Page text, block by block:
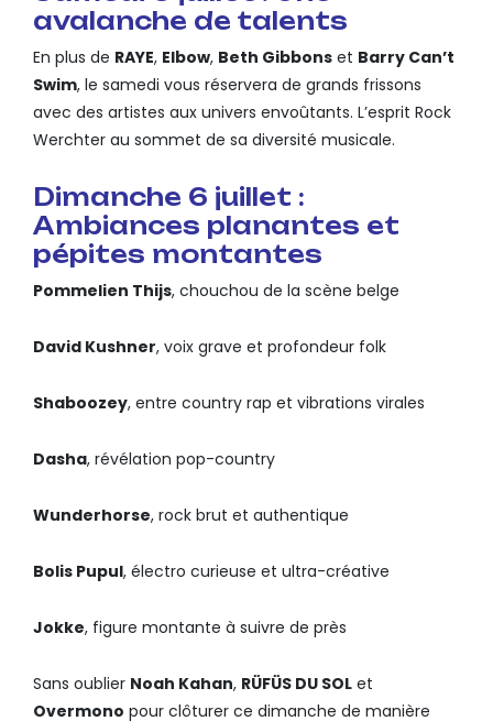
avalanche de talents
En plus de RAYE, Elbow, Beth Gibbons et Barry Can’t
Swim, le samedi vous réservera de grands frissons
avec des artistes aux univers envoûtants. L’esprit Rock
Werchter au sommet de sa diversité musicale.
Dimanche 6 juillet :
Ambiances planantes et
pépites montantes
Pommelien Thijs, chouchou de la scène belge
David Kushner, voix grave et profondeur folk
Shaboozey, entre country rap et vibrations virales
Dasha, révélation pop-country
Wunderhorse, rock brut et authentique
Bolis Pupul, électro curieuse et ultra-créative
Jokke, figure montante à suivre de près
Sans oublier Noah Kahan, RÜFÜS DU SOL et
Overmono pour clôturer ce dimanche de manière